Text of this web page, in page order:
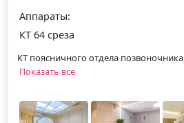
Аппараты:
КТ 64 среза
КТ поясничного отдела позвоночника
Показать все